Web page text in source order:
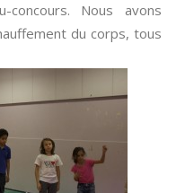
Nous avons
du corps, tous